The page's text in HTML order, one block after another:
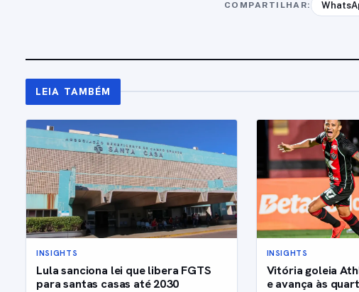
COMPARTILHAR:
LEIA TAMBÉM
INSIGHTS
Lula sanciona lei que libera FGTS
para santas casas até 2030
INSIGHTS
Vitória goleia
e avança às